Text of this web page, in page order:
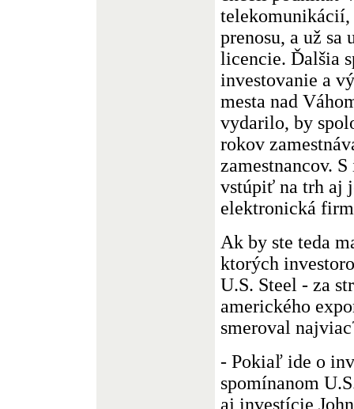
telekomunikácií,
prenosu, a už sa
licencie. Ďalšia
investovanie a
mesta nad
vydarilo, by
rokov
zamestnancov.
vstúpiť na trh aj
elektronická
Ak by ste teda
ktorých
U.S. Steel - za
amerického
smeroval
- Pokiaľ ide o
spomínanom
aj investície